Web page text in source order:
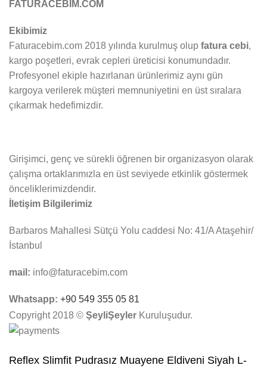
FATURACEBİM.COM
Ekibimiz
Faturacebim.com 2018 yılında kurulmuş olup fatura cebi,
kargo poşetleri, evrak cepleri üreticisi konumundadır.
Profesyonel ekiple hazırlanan ürünlerimiz aynı gün
kargoya verilerek müşteri memnuniyetini en üst sıralara
çıkarmak hedefimizdir.
Girişimci, genç ve sürekli öğrenen bir organizasyon olarak
çalışma ortaklarımızla en üst seviyede etkinlik göstermek
önceliklerimizdendir.
İletişim Bilgilerimiz
Barbaros Mahallesi Sütçü Yolu caddesi No: 41/A Ataşehir/
İstanbul
mail: info@faturacebim.com
Whatsapp: +90 549 355 05 81
Copyright 2018 © ŞeyliŞeyler Kuruluşudur.
Reflex Slimfit Pudrasız Muayene Eldiveni Siyah L-